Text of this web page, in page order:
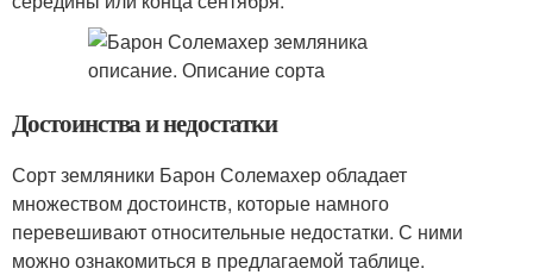
Достоинства и недостатки
Сорт земляники Барон Солемахер обладает
множеством достоинств, которые намного
перевешивают относительные недостатки. С ними
можно ознакомиться в предлагаемой таблице.